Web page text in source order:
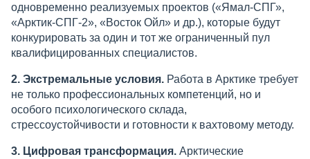
одновременно реализуемых проектов («Ямал-СПГ»,
«Арктик-СПГ-2», «Восток Ойл» и др.), которые будут
конкурировать за один и тот же ограниченный пул
квалифицированных специалистов.
2. Экстремальные условия. Работа в Арктике требует
не только профессиональных компетенций, но и
особого психологического склада,
стрессоустойчивости и готовности к вахтовому методу.
3. Цифровая трансформация. Арктические